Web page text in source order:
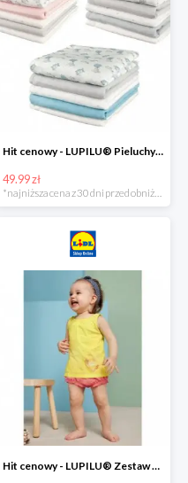
Hit cenowy - LUPILU® Pieluchy tetrowe 80x80 cm, z biobawełny, 5 sztuk
49.99 zł
*najniższa cena z 30 dni przed obniżką
Hit cenowy - LUPILU® Zestaw dziecięcy z biobawełny (body + koszulka + spodenki), 1 komplet